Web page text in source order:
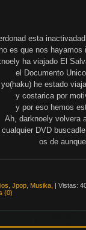
esta
no es que nos hayamos
ha viajado El
el Documento
he estado
y costarica por
y por eso hemos
Ah, darknoely volvera
cualquier DVD
os de
Jpop, Musika, | Vistas:
(0)